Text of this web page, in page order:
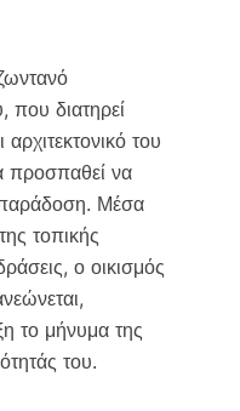
που διατηρεί
του
προσπαθεί να
παράδοση. Μέσα
τοπικής
ο οικισμός
το μήνυμα της
του.